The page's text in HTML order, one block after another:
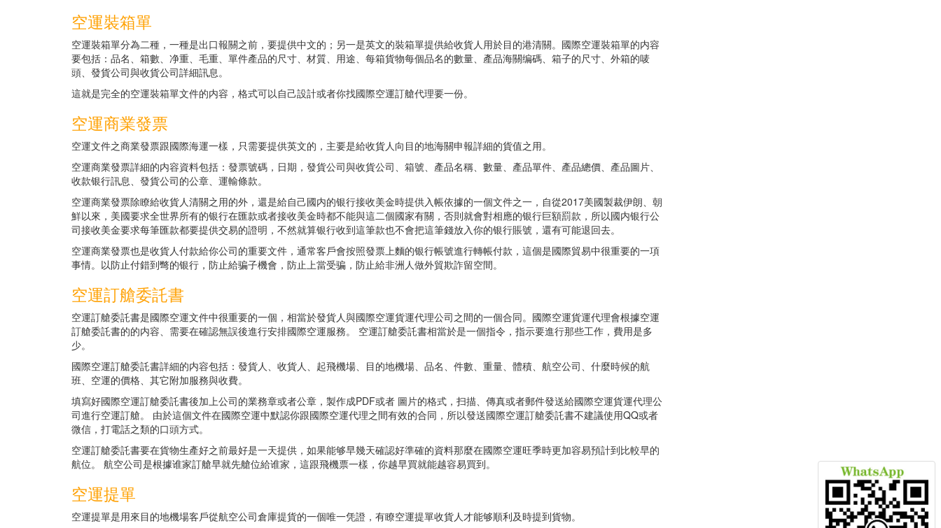
空運裝箱單
空運裝箱單分為二種，一種是出口報關之前，要提供中文的；另一是英文的裝箱單提供給收貨人用於目的港清關。國際空運裝箱單的内容
要包括：品名、箱數、净重、毛重、單件產品的尺寸、材質、用途、每箱貨物每個品名的數量、產品海關编碼、箱子的尺寸、外箱的唛
頭、發貨公司與收貨公司詳細訊息。
這就是完全的空運裝箱單文件的内容，格式可以自己設計或者你找國際空運訂艙代理要一份。
空運商業發票
空運文件之商業發票跟國際海運一樣，只需要提供英文的，主要是給收貨人向目的地海關申報詳細的貨值之用。
空運商業發票詳細的内容資料包括：發票號碼，日期，發貨公司與收貨公司、箱號、產品名稱、數量、產品單件、產品總價、產品圖片、
收款银行訊息、發貨公司的公章、運輸條款。
空運商業發票除瞭給收貨人清關之用的外，還是給自己國内的银行接收美金時提供入帳依據的一個文件之一，自從2017美國製裁伊朗、朝
鮮以來，美國要求全世界所有的银行在匯款或者接收美金時都不能與這二個國家有關，否則就會對相應的银行巨額罰款，所以國内银行公
司接收美金要求每筆匯款都要提供交易的證明，不然就算银行收到這筆款也不會把這筆錢放入你的银行賬號，還有可能退回去。
空運商業發票也是收貨人付款給你公司的重要文件，通常客戶會按照發票上麵的银行帳號進行轉帳付款，這個是國際貿易中很重要的一項
事情。以防止付錯到彆的银行，防止給骗子機會，防止上當受骗，防止給非洲人做外貿欺詐留空間。
空運訂艙委託書
空運訂艙委託書是國際空運文件中很重要的一個，相當於發貨人與國際空運貨運代理公司之間的一個合同。國際空運貨運代理會根據空運
訂艙委託書的的内容、需要在確認無誤後進行安排國際空運服務。 空運訂艙委託書相當於是一個指令，指示要進行那些工作，費用是多
少。
國際空運訂艙委託書詳細的内容包括：發貨人、收貨人、起飛機場、目的地機場、品名、件數、重量、體積、航空公司、什麼時候的航
班、空運的價格、其它附加服務與收費。
填寫好國際空運訂艙委託書後加上公司的業務章或者公章，製作成PDF或者 圖片的格式，扫描、傳真或者郵件發送給國際空運貨運代理公
司進行空運訂艙。 由於這個文件在國際空運中默認你跟國際空運代理之間有效的合同，所以發送國際空運訂艙委託書不建議使用QQ或者
微信，打電話之類的口頭方式。
空運訂艙委託書要在貨物生產好之前最好是一天提供，如果能够早幾天確認好準確的資料那麼在國際空運旺季時更加容易預計到比較早的
航位。 航空公司是根據谁家訂艙早就先艙位給谁家，這跟飛機票一樣，你越早買就能越容易買到。
空運提單
空運提單是用來目的地機場客戶從航空公司倉庫提貨的一個唯一凭證，有瞭空運提單收貨人才能够順利及時提到貨物。